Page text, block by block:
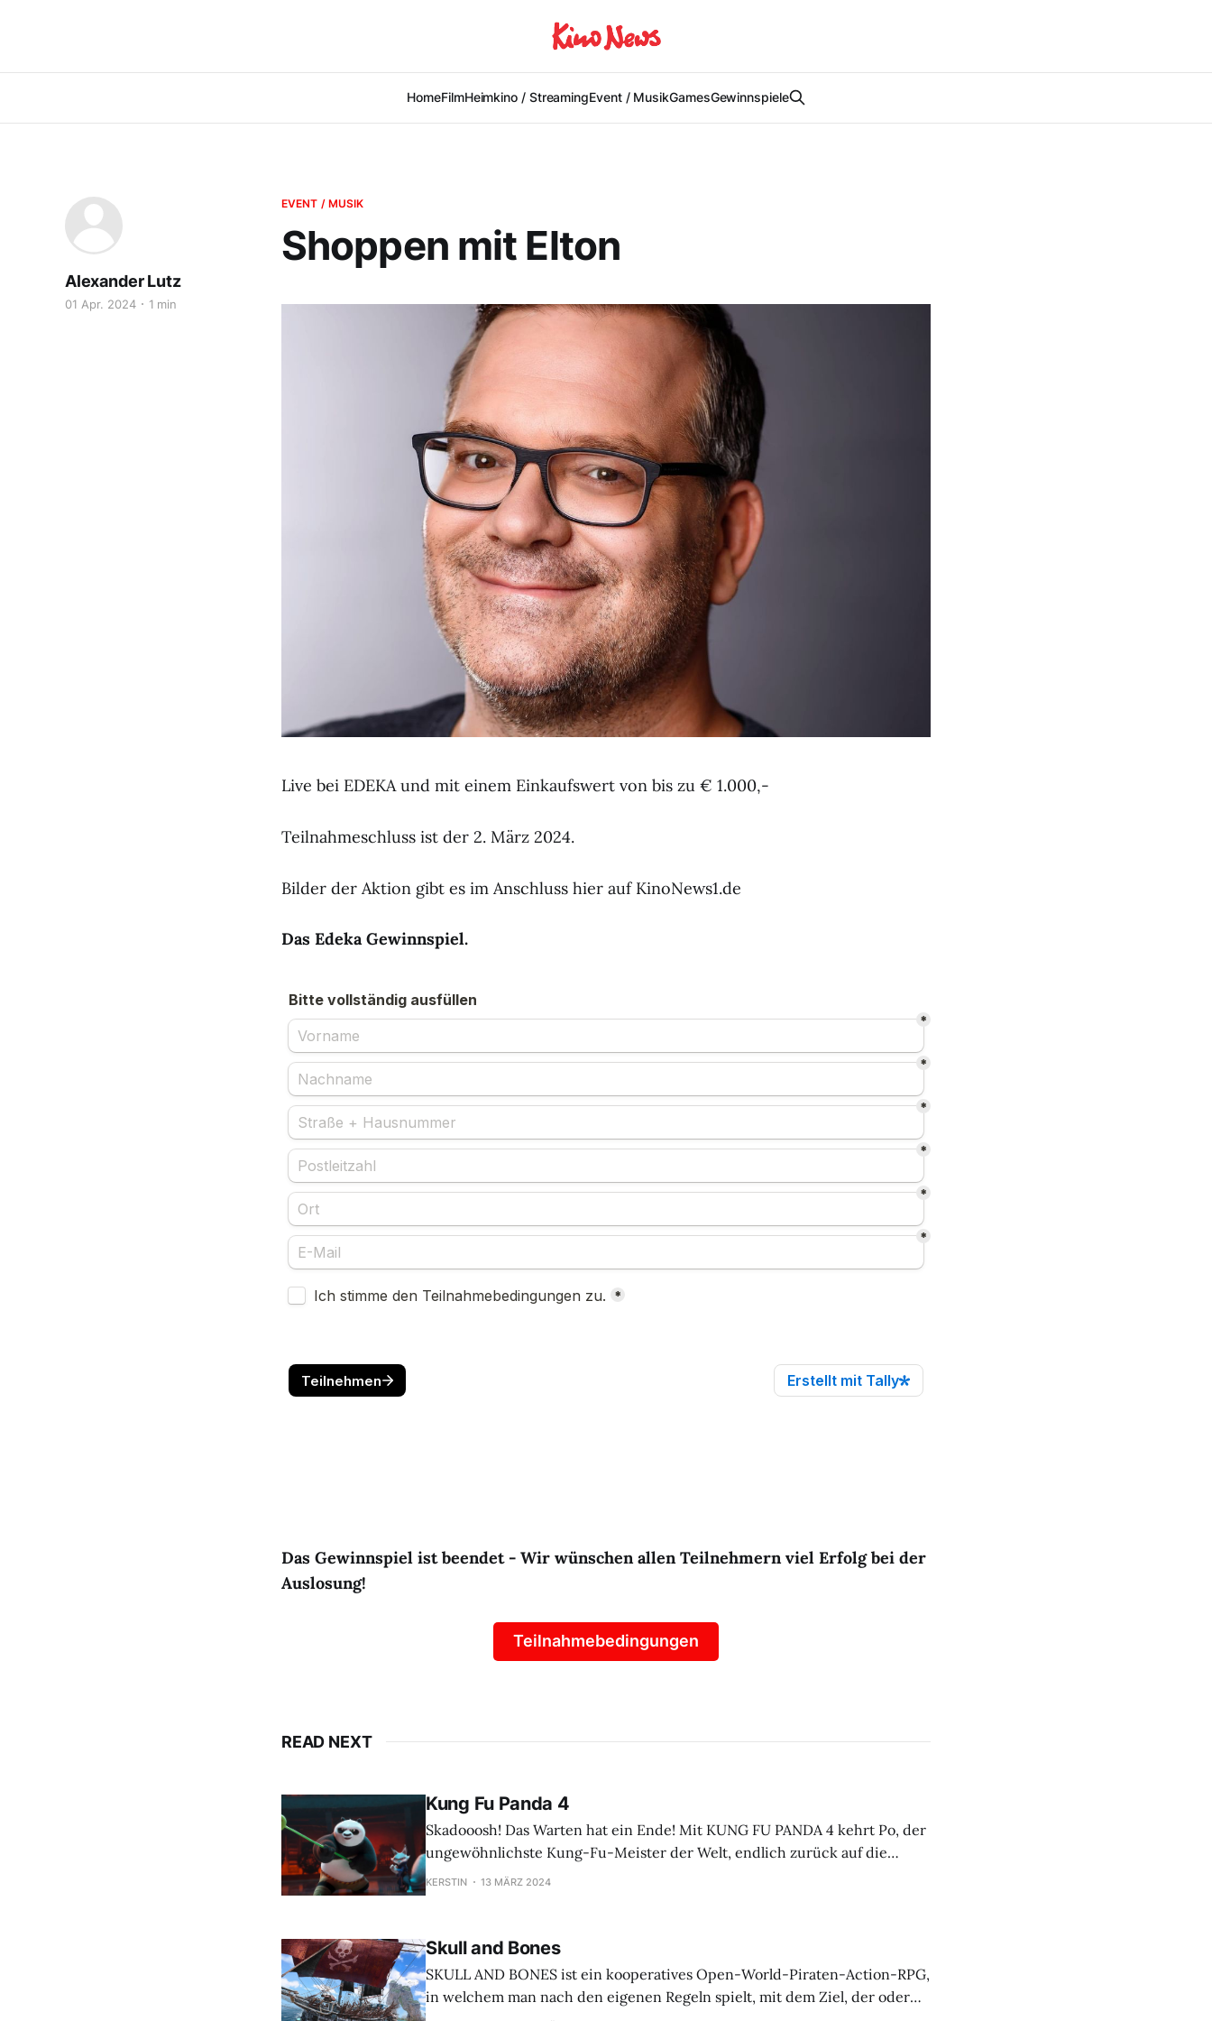
HomeFilmHeimkino / StreamingEvent / MusikGamesGewinnspiele
EVENT / MUSIK
Shoppen mit Elton
Alexander Lutz
01 Apr. 2024 1 min
Live bei EDEKA und mit einem Einkaufswert von bis zu € 1.000,-
Teilnahmeschluss ist der 2. März 2024.
Bilder der Aktion gibt es im Anschluss hier auf KinoNews1.de
Das Edeka Gewinnspiel.
Das Gewinnspiel ist beendet - Wir wünschen allen Teilnehmern viel Erfolg bei der
Auslosung!
Teilnahmebedingungen
READ NEXT
Kung Fu Panda 4
Skadooosh! Das Warten hat ein Ende! Mit KUNG FU PANDA 4 kehrt Po, der
ungewöhnlichste Kung-Fu-Meister der Welt, endlich zurück auf die
Kinoleinwand. Po als spiritueller Führer? Das kann nur eine Reihe von
KERSTIN 13 MÄRZ 2024
Skull and Bones
SKULL AND BONES ist ein kooperatives Open-World-Piraten-Action-RPG,
in welchem man nach den eigenen Regeln spielt, mit dem Ziel, der oder